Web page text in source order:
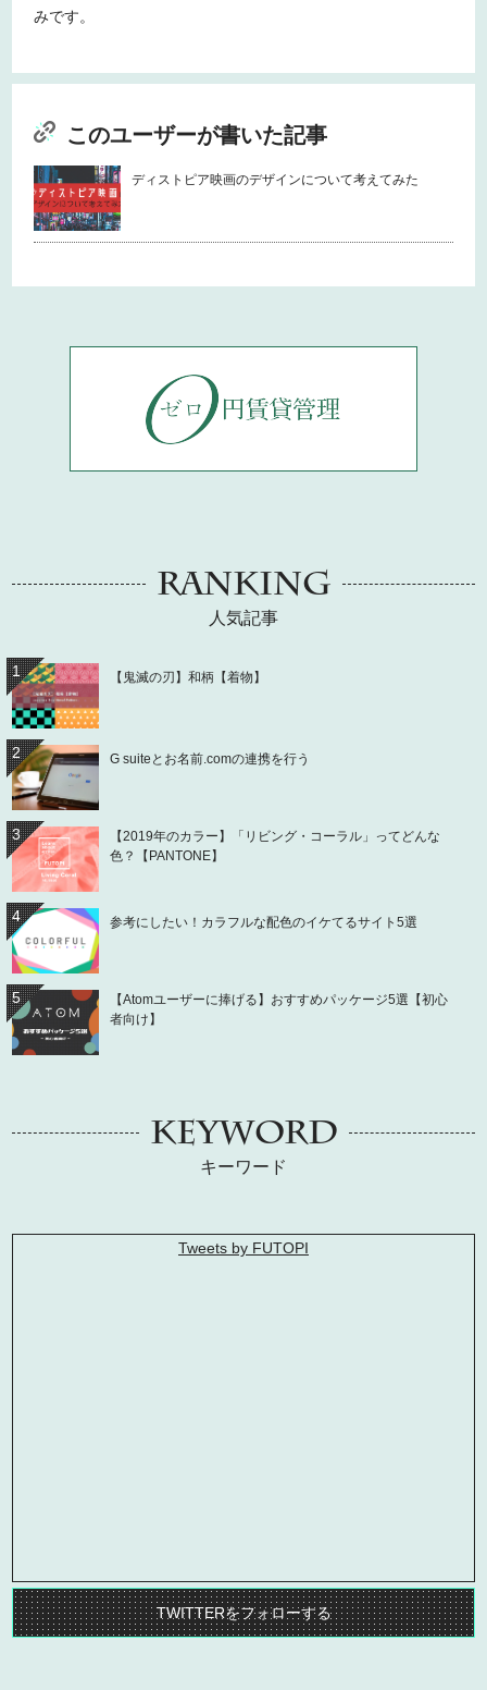
みです。
このユーザーが書いた記事
ディストピア映画のデザインについて考えてみた
RANKING
人気記事
1 【鬼滅の刃】和柄【着物】
2 G suiteとお名前.comの連携を行う
3
【2019年のカラー】「リビング・コーラル」ってどんな
色？【PANTONE】
4 参考にしたい！カラフルな配色のイケてるサイト5選
5
【Atomユーザーに捧げる】おすすめパッケージ5選【初心
者向け】
KEYWORD
キーワード
Tweets by FUTOPI
TWITTERをフォローする